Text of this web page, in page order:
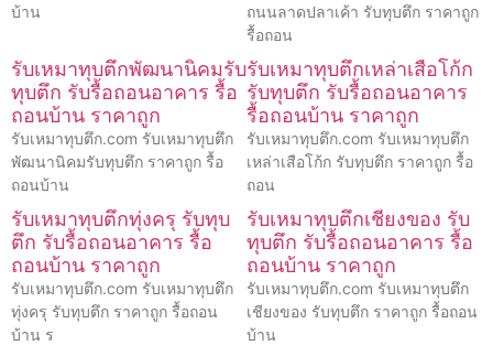
บ้าน
ถนนลาดปลาเค้า รับทุบตึก ราคาถูก
รื้อถอน
รับเหมาทุบตึกพัฒนานิคมรับ
ทุบตึก รับรื้อถอนอาคาร รื้อ
ถอนบ้าน ราคาถูก
รับเหมาทุบตึก.com รับเหมาทุบตึก
พัฒนานิคมรับทุบตึก ราคาถูก รื้อ
ถอนบ้าน
รับเหมาทุบตึกเหล่าเสือโก้ก
รับทุบตึก รับรื้อถอนอาคาร
รื้อถอนบ้าน ราคาถูก
รับเหมาทุบตึก.com รับเหมาทุบตึก
เหล่าเสือโก้ก รับทุบตึก ราคาถูก รื้อ
ถอน
รับเหมาทุบตึกทุ่งครุ รับทุบ
ตึก รับรื้อถอนอาคาร รื้อ
ถอนบ้าน ราคาถูก
รับเหมาทุบตึก.com รับเหมาทุบตึก
ทุ่งครุ รับทุบตึก ราคาถูก รื้อถอน
บ้าน ร
รับเหมาทุบตึกเชียงของ รับ
ทุบตึก รับรื้อถอนอาคาร รื้อ
ถอนบ้าน ราคาถูก
รับเหมาทุบตึก.com รับเหมาทุบตึก
เชียงของ รับทุบตึก ราคาถูก รื้อถอน
บ้าน